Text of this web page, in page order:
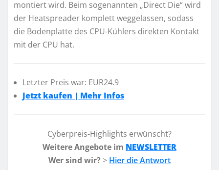
montiert wird. Beim sogenannten „Direct Die“ wird
der Heatspreader komplett weggelassen, sodass
die Bodenplatte des CPU-Kühlers direkten Kontakt
mit der CPU hat.
Letzter Preis war: EUR24.9
Jetzt kaufen | Mehr Infos
Cyberpreis-Highlights erwünscht?
Weitere Angebote im NEWSLETTER
Wer sind wir? > Hier die Antwort